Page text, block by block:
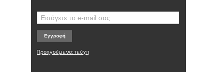
Προηγούμενα τεύχη